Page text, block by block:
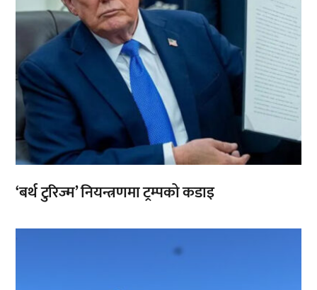
‘बर्थ टुरिज्म’ नियन्त्रणमा ट्रम्पको कडाइ